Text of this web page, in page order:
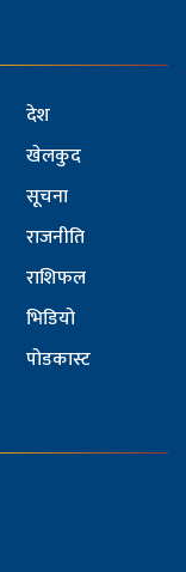
देश
खेलकुद
सूचना
राजनीति
राशिफल
भिडियो
पोडकास्ट